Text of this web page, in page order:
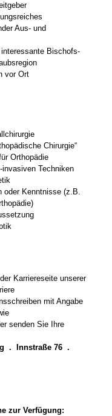
Aus- und
Bischofs-
vor Ort
Chirurgie“
Orthopädie
invasiven Techniken
oder Kenntnisse (z.B.
Karriereseite unserer
mit Angabe
senden Sie Ihre
. Innstraße 76 .
zur Verfügung: